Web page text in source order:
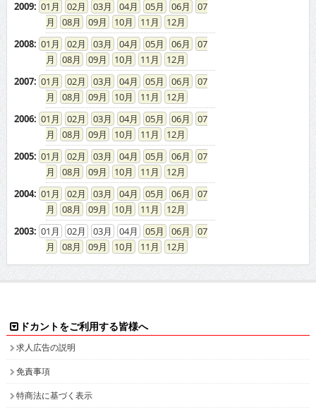
2009: 01 02 03 04 05 06
07
08
09 10 11
12
2008: 01 02 03 04 05 06
07
08
09 10 11
12
2007: 01 02 03 04 05 06
07
08
09 10 11
12
2006: 01 02 03 04 05 06
07
08
09 10 11
12
2005: 01 02 03 04 05 06
07
08
09 10 11
12
2004: 01 02 03 04 05 06
07
08
09 10 11
12
2003: 01 02 03 04 05 06
07
08
09 10 11 12
ドカントをご利用する皆様へ
求人広告の説明
免責事項
特商法に基づく表示